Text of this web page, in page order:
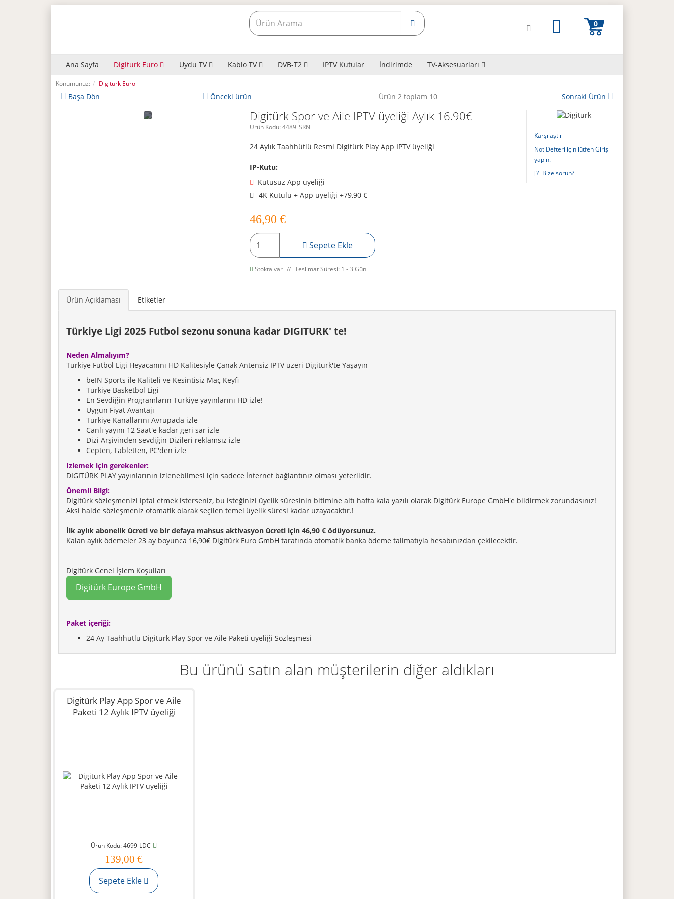
Ana Sayfa Digiturk Euro Uydu TV Kablo TV DVB-T2 IPTV Kutular İndirimde TV-Aksesuarları
Konumunuz: Digiturk Euro
Başa Dön Önceki ürün Ürün 2 toplam 10 Sonraki Ürün
Digitürk Spor ve Aile IPTV üyeliği Aylık 16.90€
Ürün Kodu:4489_SRN
24 Aylık Taahhütlü Resmi Digitürk Play App IPTV üyeliği
IP-Kutu:
Kutusuz App üyeliği
4K Kutulu + App üyeliği +79,90 €
46,90 €
Sepete Ekle
Stokta var Teslimat Süresi: 1 - 3 Gün
Karşılaştır
Not Defteri için lütfen Giriş
yapın.
[?] Bize sorun?
Ürün Açıklaması Etiketler
Türkiye Ligi 2025 Futbol sezonu sonuna kadar DIGITURK' te!
Neden Almalıyım?
Türkiye Futbol Ligi Heyacanını HD Kalitesiyle Çanak Antensiz IPTV üzeri Digiturk'te Yaşayın
beIN Sports ile Kaliteli ve Kesintisiz Maç Keyfi
Türkiye Basketbol Ligi
En Sevdiğin Programların Türkiye yayınlarını HD izle!
Uygun Fiyat Avantajı
Türkiye Kanallarını Avrupada izle
Canlı yayını 12 Saat'e kadar geri sar izle
Dizi Arşivinden sevdiğin Dizileri reklamsız izle
Cepten, Tabletten, PC'den izle
Izlemek için gerekenler:
DIGITÜRK PLAY yayınlarının izlenebilmesi için sadece İnternet bağlantınız olması yeterlidir.
Önemli Bilgi:
Digitürk sözleşmenizi iptal etmek isterseniz, bu isteğinizi üyelik süresinin bitimine altı hafta kala yazılı olarakDigitürk Europe GmbH'e bildirmek zorundasınız!
Aksi halde sözleşmeniz otomatik olarak seçilen temel üyelik süresi kadar uzayacaktır.!
İlk aylık abonelik ücreti ve bir defaya mahsus aktivasyon ücreti için 46,90 € ödüyorsunuz.
Kalan aylık ödemeler 23 ay boyunca 16,90€ Digitürk Euro GmbH tarafında otomatik banka ödeme talimatıyla hesabınızdan çekilecektir.
Digitürk Genel İşlem Koşulları
Digitürk Europe GmbH
Paket içeriği:
24 Ay Taahhütlü Digitürk Play Spor ve Aile Paketi üyeliği Sözleşmesi
Bu ürünü satın alan müşterilerin diğer aldıkları
Digitürk Play App Spor ve Aile
Paketi 12 Aylık IPTV üyeliği
Ürün Kodu: 4699-LDC
139,00 €
Sepete Ekle